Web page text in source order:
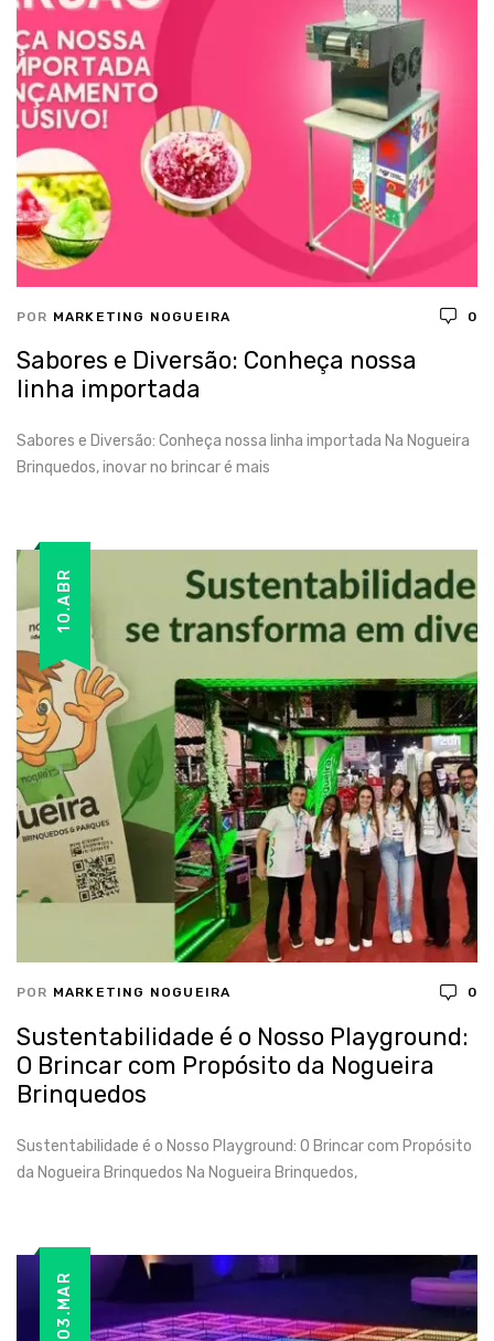
POR MARKETING NOGUEIRA 0
Sabores e Diversão: Conheça nossa
linha importada
Sabores e Diversão: Conheça nossa linha importada Na Nogueira
Brinquedos, inovar no brincar é mais
10.ABR
POR MARKETING NOGUEIRA 0
Sustentabilidade é o Nosso Playground:
O Brincar com Propósito da Nogueira
Brinquedos
Sustentabilidade é o Nosso Playground: O Brincar com Propósito
da Nogueira Brinquedos Na Nogueira Brinquedos,
03.MAR